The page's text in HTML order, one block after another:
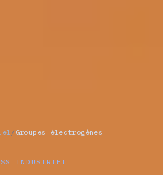
/ Groupes électrogènes
INDUSTRIEL